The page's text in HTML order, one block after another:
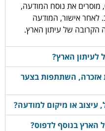
יוצרים קשר בטלפון 03-3763533, מוסרים את נוסח המודעה,
לאחר אישור, המודעה
של עיתון הארץ.
לעיתון הארץ?
אזכרה, השתתפות בצער
עיצוב או מיקום למודעה?
הארץ בנוסף לדפוס?